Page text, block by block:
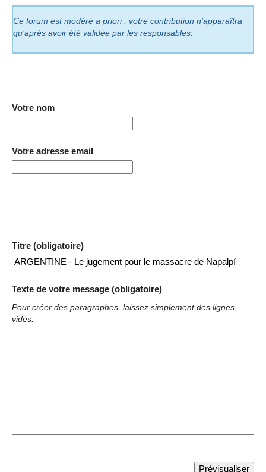
Ce forum est modéré a priori : votre contribution n’apparaîtra
qu’après avoir été validée par les responsables.
Votre nom
Votre adresse email
Titre (obligatoire)
Texte de votre message (obligatoire)
Pour créer des paragraphes, laissez simplement des lignes
vides.